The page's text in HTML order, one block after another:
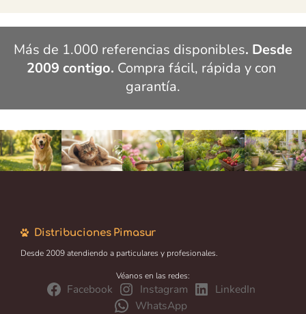
Más de 1.000 referencias disponibles. Desde
2009 contigo. Compra fácil, rápida y con
garantía.
Distribuciones Pimasur
Desde 2009 atendiendo a particulares y profesionales.
Véanos en las redes:
Facebook Instagram
LinkedIn
WhatsApp